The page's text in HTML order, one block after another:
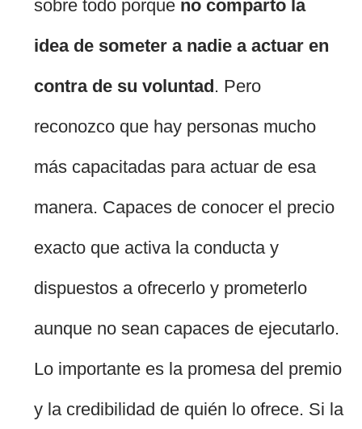
sobre todo porque no comparto la
idea de someter a nadie a actuar en
contra de su voluntad. Pero
reconozco que hay personas mucho
más capacitadas para actuar de esa
manera. Capaces de conocer el precio
exacto que activa la conducta y
dispuestos a ofrecerlo y prometerlo
aunque no sean capaces de ejecutarlo.
Lo importante es la promesa del premio
y la credibilidad de quién lo ofrece. Si la